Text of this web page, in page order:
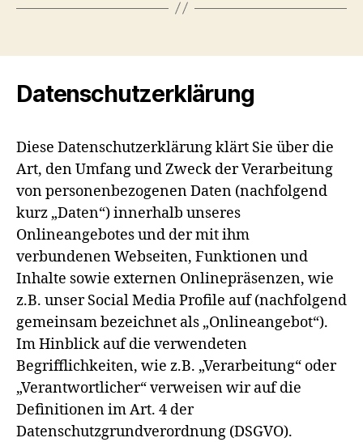
Datenschutzerklärung
Diese Datenschutzerklärung klärt Sie über die
Art, den Umfang und Zweck der Verarbeitung
von personenbezogenen Daten (nachfolgend
kurz „Daten“) innerhalb unseres
Onlineangebotes und der mit ihm
verbundenen Webseiten, Funktionen und
Inhalte sowie externen Onlinepräsenzen, wie
z.B. unser Social Media Profile auf (nachfolgend
gemeinsam bezeichnet als „Onlineangebot“).
Im Hinblick auf die verwendeten
Begrifflichkeiten, wie z.B. „Verarbeitung“ oder
„Verantwortlicher“ verweisen wir auf die
Definitionen im Art. 4 der
Datenschutzgrundverordnung (DSGVO).